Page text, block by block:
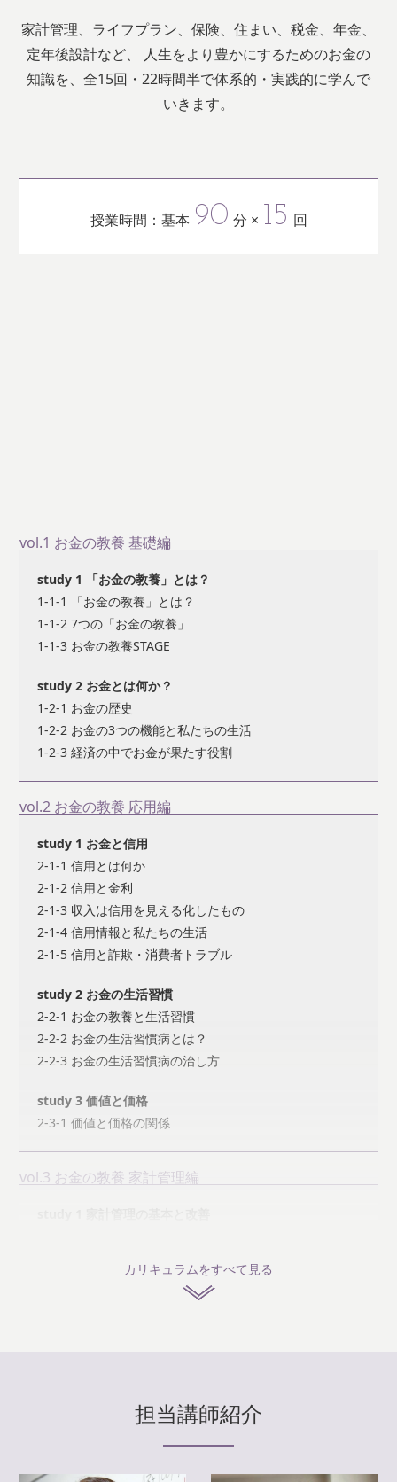
家計管理、ライフプラン、保険、住まい、税金、年金、
定年後設計など、
人生をより豊かにするためのお金の
知識を、全15回・22時間半で体系的・実践的に学んで
いきます。
授業時間： 基本 90 分 × 15 回
vol.1 お金の教養 基礎編
study 1 「お金の教養」とは？
1-1-1 「お金の教養」とは？
1-1-2 7つの「お金の教養」
1-1-3 お金の教養STAGE
study 2 お金とは何か？
1-2-1 お金の歴史
1-2-2 お金の3つの機能と私たちの生活
1-2-3 経済の中でお金が果たす役割
vol.2 お金の教養 応用編
study 1 お金と信用
2-1-1 信用とは何か
2-1-2 信用と金利
2-1-3 収入は信用を見える化したもの
2-1-4 信用情報と私たちの生活
2-1-5 信用と詐欺・消費者トラブル
study 2 お金の生活習慣
2-2-1 お金の教養と生活習慣
2-2-2 お金の生活習慣病とは？
2-2-3 お金の生活習慣病の治し方
study 3 価値と価格
2-3-1 価値と価格の関係
vol.3 お金の教養 家計管理編
study 2 キャッシュレス・クレジット・ローンの基礎
study 3 資産を見える化する
3-3-1 家計の B/Sをつけてみよう
カリキュラムをすべて見る
担当講師紹介